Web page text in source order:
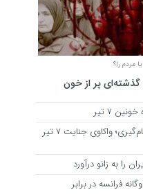
مردم را؟
پر از خون
7 تیر
تروریسم، نفوذ و انتقام‌گیری؛ واکاوی جنایت ۷ تیر
را به زانو درآورد
فرانسه در برابر